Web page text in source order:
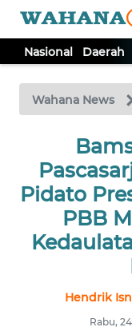
Nasional Daerah
Wahana News
Pidato
PBB
Hendrik
Rabu,
TV
Tutup
NASIONAL
DAERAH
POLHUKAM